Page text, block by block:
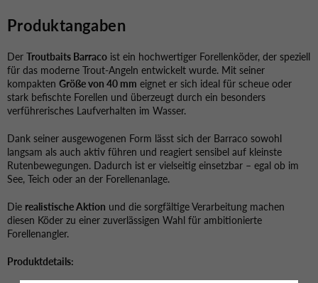
Produktangaben
Der Troutbaits Barraco ist ein hochwertiger Forellenköder, der speziell
für das moderne Trout-Angeln entwickelt wurde. Mit seiner
kompakten Größe von 40 mm eignet er sich ideal für scheue oder
stark befischte Forellen und überzeugt durch ein besonders
verführerisches Laufverhalten im Wasser.
Dank seiner ausgewogenen Form lässt sich der Barraco sowohl
langsam als auch aktiv führen und reagiert sensibel auf kleinste
Rutenbewegungen. Dadurch ist er vielseitig einsetzbar – egal ob im
See, Teich oder an der Forellenanlage.
Die realistische Aktion und die sorgfältige Verarbeitung machen
diesen Köder zu einer zuverlässigen Wahl für ambitionierte
Forellenangler.
Produktdetails: